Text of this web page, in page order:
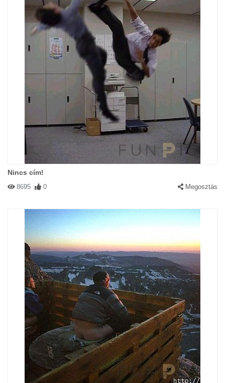
Nincs cím!
8695 0 Megosztás